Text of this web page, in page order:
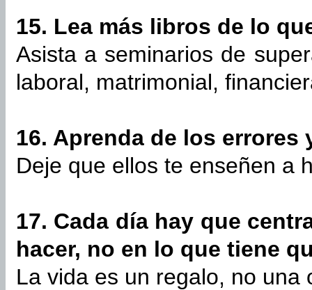
15. Lea más libros de lo
Asista a seminarios de
laboral, matrimonial,
16. Aprenda de los errores
Deje que ellos te enseñen a
17. Cada día hay que
hacer, no en lo que tiene
La vida es un regalo, no una